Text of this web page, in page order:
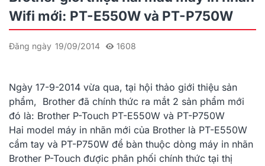
Wifi mới: PT-E550W và PT-P750W
Đăng ngày 19/09/2014 1608
Ngày 17-9-2014 vừa qua, tại hội thảo giới thiệu sản
phẩm, Brother đã chính thức ra mắt 2 sản phẩm mới
đó là: Brother P-Touch PT-E550W và PT-P750W
Hai model máy in nhãn mới của Brother là PT-E550W
cầm tay và PT-P750W để bàn thuộc dòng máy in nhãn
Brother P-Touch đượic phân phối chính thức tại thị